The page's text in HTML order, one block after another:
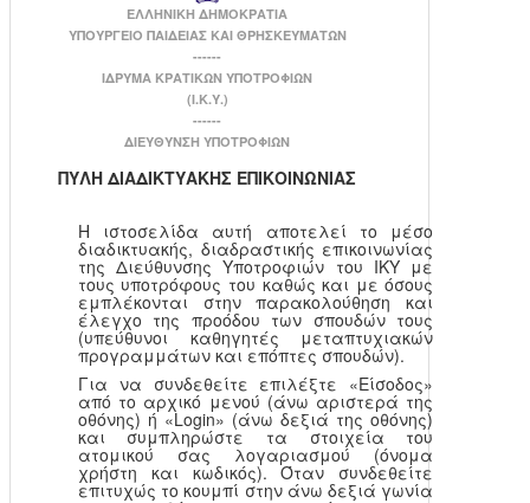
ΕΛΛΗΝΙΚΗ ΔΗΜΟΚΡΑΤΙΑ
ΥΠΟΥΡΓΕΙΟ ΠΑΙΔΕΙΑΣ ΚΑΙ ΘΡΗΣΚΕΥΜΑΤΩΝ
------
ΙΔΡΥΜΑ ΚΡΑΤΙΚΩΝ ΥΠΟΤΡΟΦΙΩΝ
(Ι.Κ.Υ.)
------
ΔΙΕΥΘΥΝΣΗ ΥΠΟΤΡΟΦΙΩΝ
ΠΥΛΗ ΔΙΑΔΙΚΤΥΑΚΗΣ ΕΠΙΚΟΙΝΩΝΙΑΣ
Η ιστοσελίδα αυτή αποτελεί το μέσο
διαδικτυακής, διαδραστικής επικοινωνίας
της Διεύθυνσης Υποτροφιών του ΙΚΥ με
τους υποτρόφους του καθώς και με όσους
εμπλέκονται στην παρακολούθηση και
έλεγχο της προόδου των σπουδών τους
(υπεύθυνοι καθηγητές μεταπτυχιακών
προγραμμάτων και επόπτες σπουδών).
Για να συνδεθείτε επιλέξτε «Είσοδος»
από το αρχικό μενού (άνω αριστερά της
οθόνης) ή «Login» (άνω δεξιά της οθόνης)
και συμπληρώστε τα στοιχεία του
ατομικού σας λογαριασμού (όνομα
χρήστη και κωδικός). Όταν συνδεθείτε
επιτυχώς το κουμπί στην άνω δεξιά γωνία